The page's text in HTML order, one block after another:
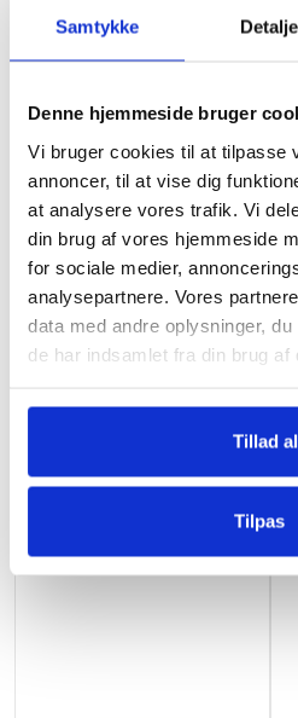
Samtykke
Denne hjemmeside bruger
Vi bruger cookies til at tilpasse
annoncer, til at vise dig
at analysere vores trafik. Vi
din brug af vores hjemmeside
for sociale medier,
analysepartnere. Vores
data med andre oplysninger,
de har indsamlet fra din brug af
Tillad
Tilpas
Ikke på lager
Pizzaovn Forno Allegro
Surriento gas
6990 kr.